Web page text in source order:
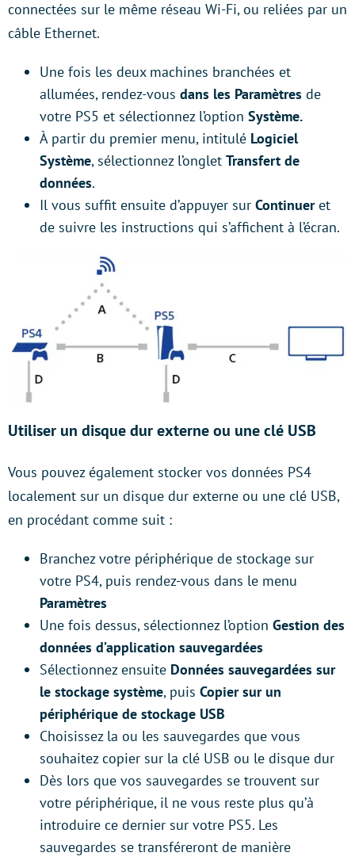
connectées sur le même réseau Wi-Fi, ou reliées par un
câble Ethernet.
Une fois les deux machines branchées et
allumées, rendez-vous dans les Paramètres de
votre PS5 et sélectionnez l’option Système.
À partir du premier menu, intitulé Logiciel
Système, sélectionnez l’onglet Transfert de
données.
Il vous suffit ensuite d’appuyer sur Continueret
de suivre les instructions qui s’affichent à l’écran.
Utiliser un disque dur externe ou une clé USB
Vous pouvez également stocker vos données PS4
localement sur un disque dur externe ou une clé USB,
en procédant comme suit :
Branchez votre périphérique de stockage sur
votre PS4, puis rendez-vous dans le menu
Paramètres
Une fois dessus, sélectionnez l’option Gestion des
données d’application sauvegardées
Sélectionnez ensuite Données sauvegardées sur
le stockage système, puis Copier sur un
périphérique de stockage USB
Choisissez la ou les sauvegardes que vous
souhaitez copier sur la clé USB ou le disque dur
Dès lors que vos sauvegardes se trouvent sur
votre périphérique, il ne vous reste plus qu’à
introduire ce dernier sur votre PS5. Les
sauvegardes se transféreront de manière